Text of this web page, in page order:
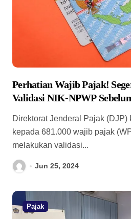
Perhatian Wajib Pajak!
Validasi NIK-NPWP
Direktorat Jenderal Pajak (DJP) kembali mengingatkan
kepada 681.000 wajib pajak
melakukan validasi...
Jun 25, 2024
Pajak